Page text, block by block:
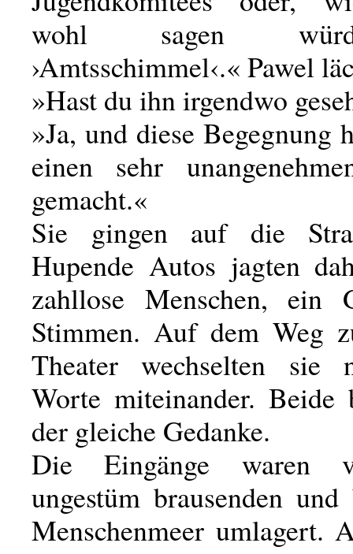
wohl sagen
›Amtsschimmel‹.« Pawel
»Hast du ihn irgendwo
»Ja, und diese Begegnung
einen sehr
gemacht.«
Sie gingen auf die
Hupende Autos jagten
zahllose Menschen, ein
Stimmen. Auf dem Weg
Theater wechselten sie
Worte miteinander. Beide
der gleiche Gedanke.
Die Eingänge waren
ungestüm brausenden und
Menschenmeer umlagert.